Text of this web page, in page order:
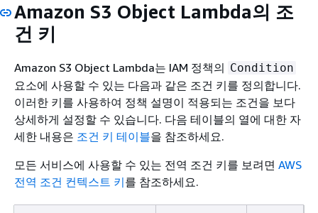
Amazon S3 Object Lambda의 조
건 키
Amazon S3 Object Lambda는 IAM 정책의 Condition
요소에 사용할 수 있는 다음과 같은 조건 키를 정의합니다.
이러한 키를 사용하여 정책 설명이 적용되는 조건을 보다
상세하게 설정할 수 있습니다. 다음 테이블의 열에 대한 자
세한 내용은 조건 키 테이블을 참조하세요.
모든 서비스에 사용할 수 있는 전역 조건 키를 보려면 AWS
전역 조건 컨텍스트 키를 참조하세요.